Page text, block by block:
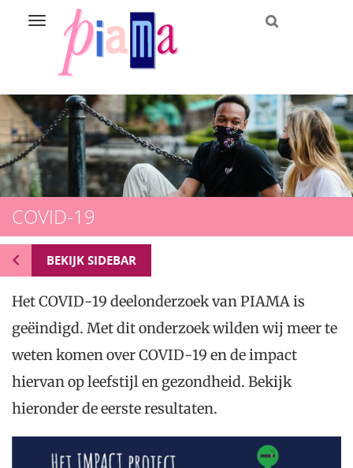
Navigation
Direct
naar
het
inhoud
COVID-19
BEKIJK SIDEBAR
Het COVID-19 deelonderzoek van PIAMA is
geëindigd. Met dit onderzoek wilden wij meer te
weten komen over COVID-19 en de impact
hiervan op leefstijl en gezondheid. Bekijk
hieronder de eerste resultaten.